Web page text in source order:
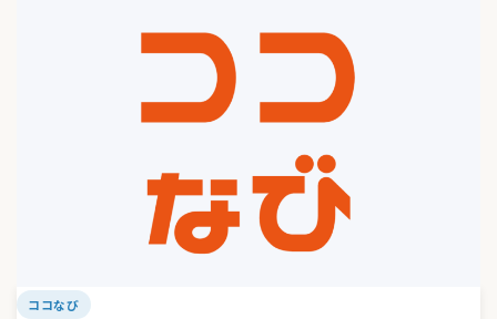
ココなび